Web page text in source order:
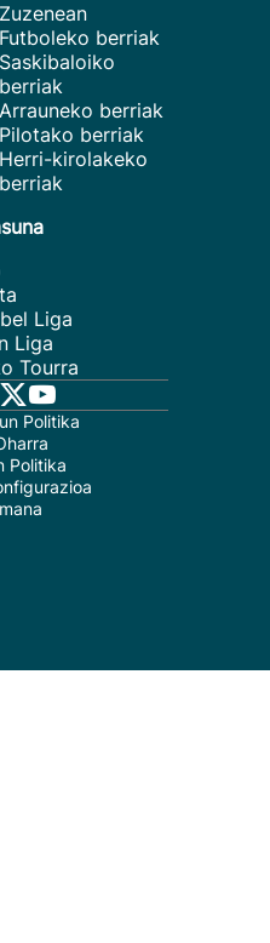
Zuzenean
Futboleko berriak
Saskibaloiko
berriak
Arrauneko berriak
Pilotako berriak
Herri-kirolakeko
berriak
Liga
Liga
Tourra
Politika
Politika